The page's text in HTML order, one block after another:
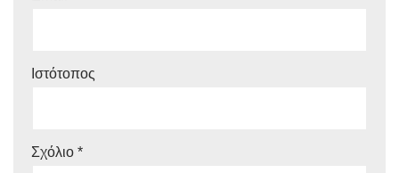
Ιστότοπος
Σχόλιο *